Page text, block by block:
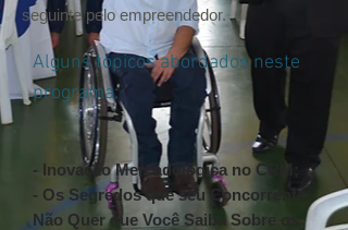
seguinte pelo empreendedor.
Alguns tópicos abordados neste
programa:
- Inovação Mercadológica no CRM;
- Os Segredos que seu Concorrente
Não Quer que Você Saiba Sobre os